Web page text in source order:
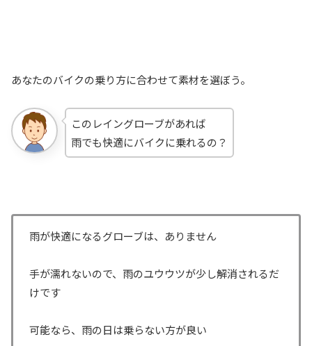
あなたのバイクの乗り方に合わせて素材を選ぼう。
このレイングローブがあれば
雨でも快適にバイクに乗れるの？
雨が快適になるグローブは、ありません
手が濡れないので、雨のユウウツが少し解消されるだ
けです
可能なら、雨の日は乗らない方が良い